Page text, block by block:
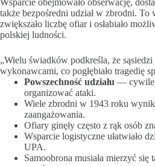
także bezpośredni udział w zbrodni. To
zwiększało liczbę ofiar i osłabiało
polskiej ludności.
„Wielu świadków podkreśla, że sąsiedzi
wykonawcami, co pogłębiało tragedię
Powszechność udziału — cywile
organizować ataki.
Wiele zbrodni w 1943 roku
zaangażowania.
Ofiary ginęły często z rąk osób
Wsparcie logistyczne ułatwiało
UPA.
Samoobrona musiała mierzyć się